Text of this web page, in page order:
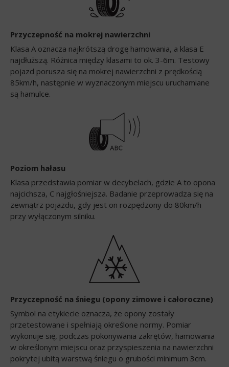
Przyczepność na mokrej nawierzchni
Klasa A oznacza najkrótszą drogę hamowania, a klasa E
najdłuższą. Różnica między klasami to ok. 3-6m. Testowy
pojazd porusza się na mokrej nawierzchni z prędkością
85km/h, następnie w wyznaczonym miejscu uruchamiane
są hamulce.
Poziom hałasu
Klasa przedstawia pomiar w decybelach, gdzie A to opona
najcichsza, C najgłośniejsza. Badanie przeprowadza się na
zewnątrz pojazdu, gdy jest on rozpędzony do 80km/h
przy wyłączonym silniku.
Przyczepność na śniegu (opony zimowe i całoroczne)
Symbol na etykiecie oznacza, że opony zostały
przetestowane i spełniają określone normy. Pomiar
wykonuje się, podczas pokonywania zakrętów, hamowania
w określonym miejscu oraz przyspieszenia na nawierzchni
pokrytej ubitą warstwą śniegu o grubości minimum 3cm.